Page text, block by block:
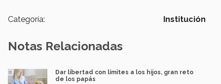
Categoría: Institución
Notas Relacionadas
Dar libertad con límites a los hijos, gran reto
de los papás